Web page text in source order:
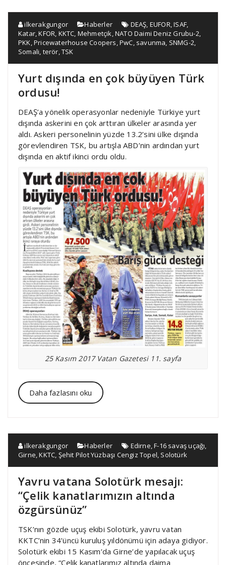
ilkerakgungor Haberler DEAŞ EUFOR ,ISAF
Katar ,KFOR KKTC Mehmetçik ,NATO Daimi Deniz Grubu-2
PKK ,Pricewaterhouse Coopers ,PwC savunma SNMG-2
Somali terör ,TSK
Yurt dışında en çok büyüyen Türk
ordusu!
DEAŞ’a yönelik operasyonlar nedeniyle Türkiye yurt
dışında askerini en çok arttıran ülkeler arasında yer
aldı. Askeri personelinin yüzde 13.2’sini ülke dışında
görevlendiren TSK, bu artışla ABD’nin ardından yurt
dışında en aktif ikinci ordu oldu.
25 Kasım 2017 Vatan Gazetesi 11. sayfa
Daha fazlasını oku
ilkerakgungor Haberler Edirne,F-16 savaş uçağı,
Girne,KKTC, Şehit Pilot Yüzbaşı Cengiz Topel, Solotürk
Yavru vatana Solotürk mesajı:
“Çelik kanatlarımızın altında
özgürsünüz”
TSK’nın gözde uçuş ekibi Solotürk, yavru vatan
KKTC’nin 34’üncü kuruluş yıldönümü için adaya gidiyor.
Solotürk ekibi 15 Kasım’da Girne’de yapılacak uçuş
öncesinde, “Çelik kanatlarımız altında daima